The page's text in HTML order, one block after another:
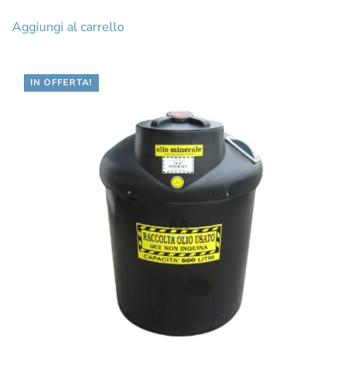
originaleattuale
Aggiungi al carrello
IN OFFERTA!